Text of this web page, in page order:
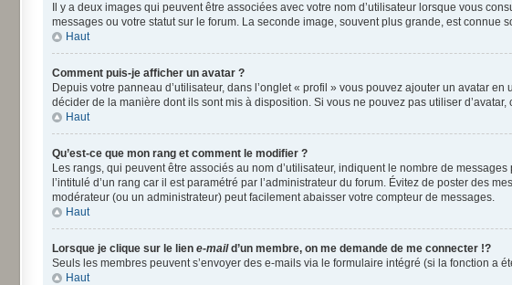
Il y a deux images qui peuvent être associées avec votre nom d’utilisateur lorsque vous
messages ou votre statut sur le forum. La seconde image, souvent plus grande, est connue
Haut
Comment puis-je afficher un avatar ?
Depuis votre panneau d’utilisateur, dans l’onglet « profil » vous pouvez ajouter un avatar
décider de la manière dont ils sont mis à disposition. Si vous ne pouvez pas utiliser d’avatar,
Haut
Qu’est-ce que mon rang et comment le modifier ?
Les rangs, qui peuvent être associés au nom d’utilisateur, indiquent le nombre de
l’intitulé d’un rang car il est paramétré par l’administrateur du forum. Évitez de poster des
modérateur (ou un administrateur) peut facilement abaisser votre compteur de messages.
Haut
Lorsque je clique sur le lien e-maild’un membre, on me demande de me connecter !?
Seuls les membres peuvent s’envoyer des e-mails via le formulaire intégré (si la fonction a
Haut